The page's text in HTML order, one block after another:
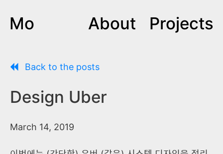
Mo About Projects
Back to the posts
Design Uber
March 14, 2019